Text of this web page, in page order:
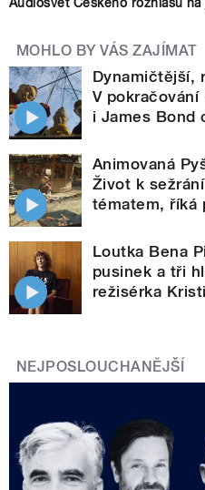
MOHLO BY VÁS ZAJÍMAT
Dynamičtější,
V pokračování
i James Bond
Animovaná
Život k
tématem, říká
Loutka Bena
pusinek a tři
režisérka
NEJPOSLOUCHANĚJŠÍ